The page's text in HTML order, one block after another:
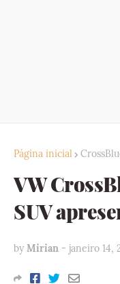
Página inicial
VW
SUV
by Mirian - janeiro 14,